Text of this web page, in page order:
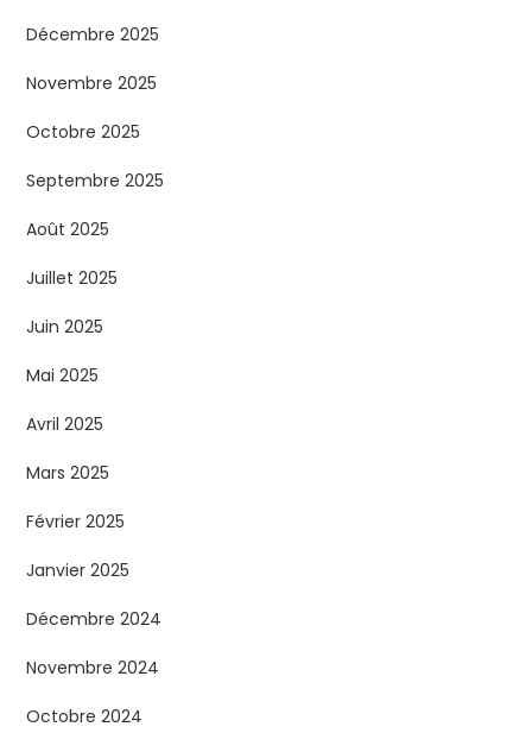
Décembre 2025
Novembre 2025
Octobre 2025
Septembre 2025
Août 2025
Juillet 2025
Juin 2025
Mai 2025
Avril 2025
Mars 2025
Février 2025
Janvier 2025
Décembre 2024
Novembre 2024
Octobre 2024